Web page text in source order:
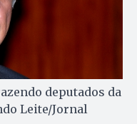
deputados da
Leite/Jornal